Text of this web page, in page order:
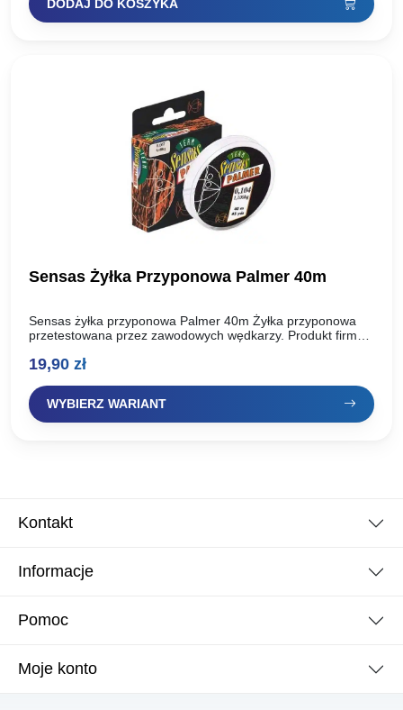
DODAJ DO KOSZYKA
Sensas Żyłka Przyponowa Palmer 40m
Sensas żyłka przyponowa Palmer 40m Żyłka przyponowa
przetestowana przez zawodowych wędkarzy. Produkt firmy
zestawu. Średnice żyłki: Średnica: 0,062mm…
19,90 zł
WYBIERZ WARIANT
Kontakt
Informacje
Pomoc
Moje konto